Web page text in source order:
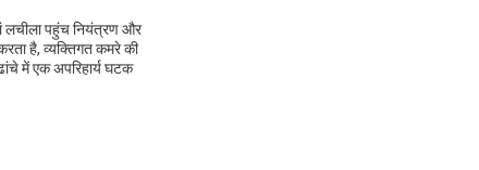
लचीला पहुंच नियंत्रण और
है, व्यक्तिगत कमरे की
में एक अपरिहार्य घटक